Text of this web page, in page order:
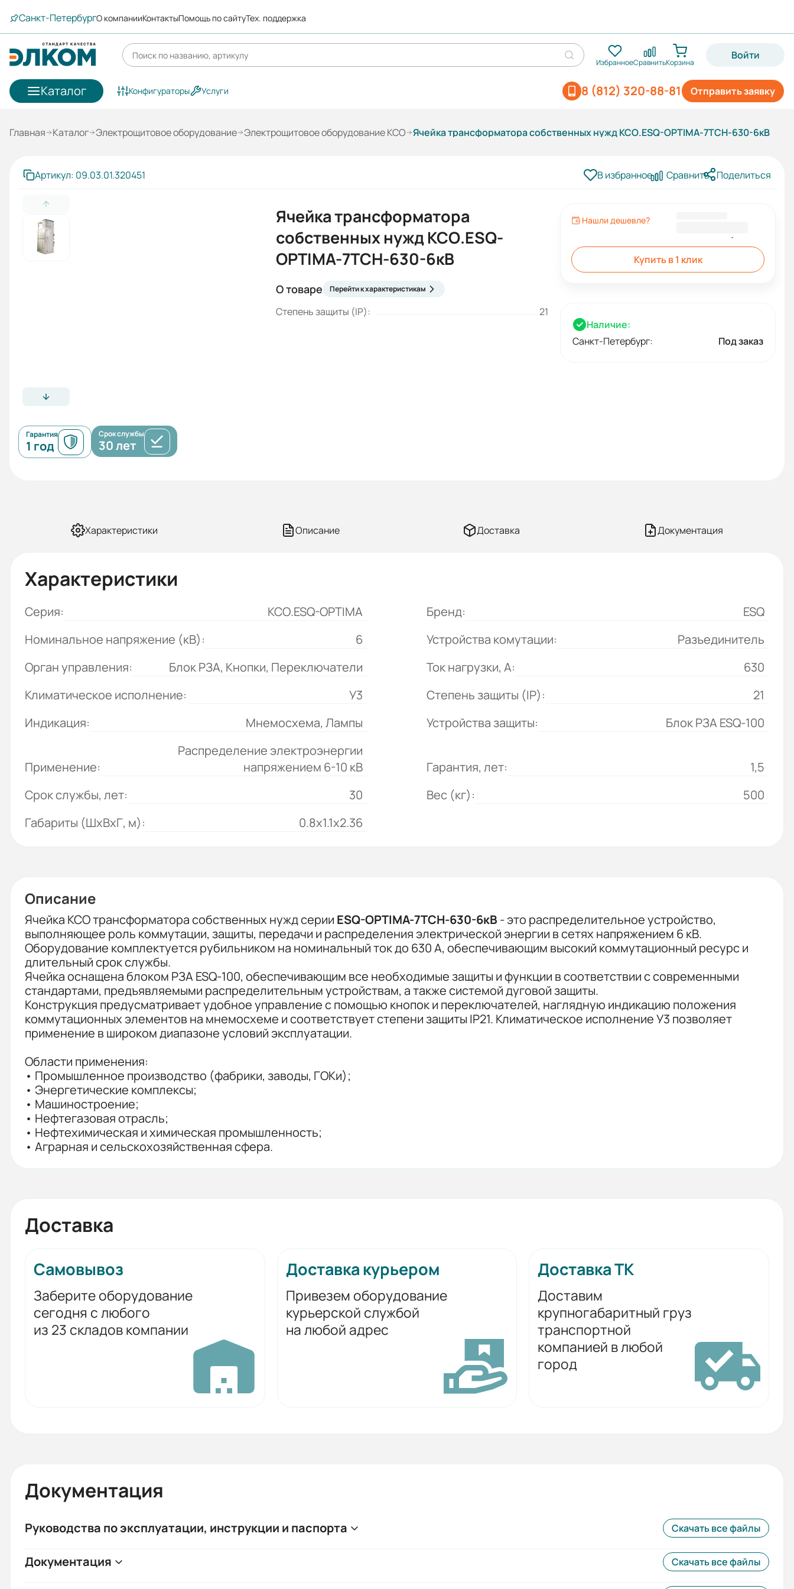
Санкт-ПетербургО компанииКонтактыПомощь по сайтуТех. поддержка
ИзбранноеСравнитьКорзина
Войти
Каталог Отправить заявку
8 (812) 320-88-81
Конфигураторы Услуги
Главная Каталог Электрощитовое оборудование Электрощитовое оборудование КСО Ячейка трансформатора собственных нужд КСО.ESQ-OPTIMA-7ТСН-630-6кВ
Артикул: 09.03.01.320451 В избранное Сравнить Поделиться
Гарантия
1 год
Срок службы
30 лет
Ячейка трансформатора
собственных нужд КСО.ESQ-
OPTIMA-7ТСН-630-6кВ
О товаре Перейти к характеристикам
Степень защиты (IP): 21
Нашли дешевле?
Купить в 1 клик
Наличие:
Санкт-Петербург:
Под заказ
Характеристики Описание Доставка Документация
Характеристики
Серия: КСО.ESQ-OPTIMA Бренд:
ESQ
Номинальное напряжение (кВ):
6 Устройства комутации:
Разъединитель
Орган управления:
Блок РЗА, Кнопки, Переключатели Ток нагрузки, А:
630
Климатическое исполнение:
У3 Степень защиты (IP):
21
Индикация:
Мнемосхема, Лампы Устройства защиты: Блок РЗА ESQ-100
Применение:
Распределение электроэнергии
напряжением 6-10 кВ
Гарантия, лет:
1,5
Срок службы, лет:
30 Вес (кг):
500
Габариты (ШхВхГ, м):
0.8x1.1x2.36
Описание
Ячейка КСО трансформатора собственных нужд серии ESQ-OPTIMA-7ТСН-630-6кВ - это распределительное устройство,
выполняющее роль коммутации, защиты, передачи и распределения электрической энергии в сетях напряжением 6 кВ.
Оборудование комплектуется рубильником на номинальный ток до 630 А, обеспечивающим высокий коммутационный ресурс и
длительный срок службы.
Ячейка оснащена блоком РЗА ESQ-100, обеспечивающим все необходимые защиты и функции в соответствии с современными
стандартами, предъявляемыми распределительным устройствам, а также системой дуговой защиты.
Конструкция предусматривает удобное управление с помощью кнопок и переключателей, наглядную индикацию положения
коммутационных элементов на мнемосхеме и соответствует степени защиты IP21. Климатическое исполнение У3 позволяет
применение в широком диапазоне условий эксплуатации.
Области применения:
• Промышленное производство (фабрики, заводы, ГОКи);
• Энергетические комплексы;
• Машиностроение;
• Нефтегазовая отрасль;
• Нефтехимическая и химическая промышленность;
• Аграрная и сельскохозяйственная сфера.
Доставка
Самовывоз
Заберите оборудование
сегодня с любого
из 23 складов компании
Доставка курьером
Привезем оборудование
курьерской службой
на любой адрес
Доставка ТК
Доставим
крупногабаритный груз
транспортной
компанией в любой
город
Документация
Руководства по эксплуатации, инструкции и паспорта Скачать все файлы
Документация Скачать все файлы